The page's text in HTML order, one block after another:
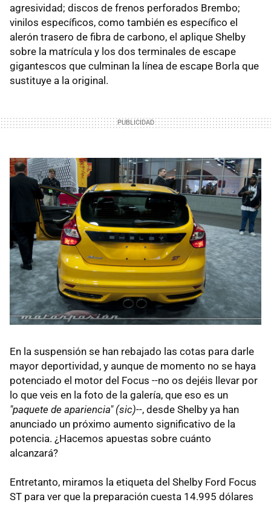
agresividad; discos de frenos perforados Brembo;
vinilos específicos, como también es específico el
alerón trasero de fibra de carbono, el aplique Shelby
sobre la matrícula y los dos terminales de escape
gigantescos que culminan la línea de escape Borla que
sustituye a la original.
En la suspensión se han rebajado las cotas para darle
mayor deportividad, y aunque de momento no se haya
potenciado el motor del Focus --no os dejéis llevar por
lo que veis en la foto de la galería, que eso es un
"paquete de apariencia" (sic)--, desde Shelby ya han
anunciado un próximo aumento significativo de la
potencia. ¿Hacemos apuestas sobre cuánto
alcanzará?
Entretanto, miramos la etiqueta del Shelby Ford Focus
ST para ver que la preparación cuesta 14.995 dólares